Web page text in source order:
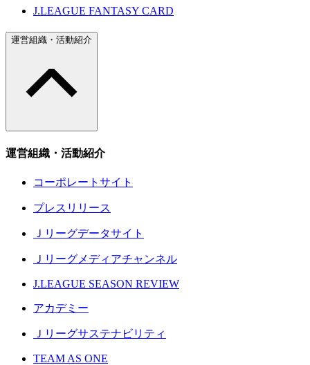
J.LEAGUE FANTASY CARD
運営組織・活動紹介
運営組織・活動紹介
コーポレートサイト
プレスリリース
Ｊリーグデータサイト
Ｊリーグメディアチャンネル
J.LEAGUE SEASON REVIEW
アカデミー
Ｊリーグサステナビリティ
TEAM AS ONE